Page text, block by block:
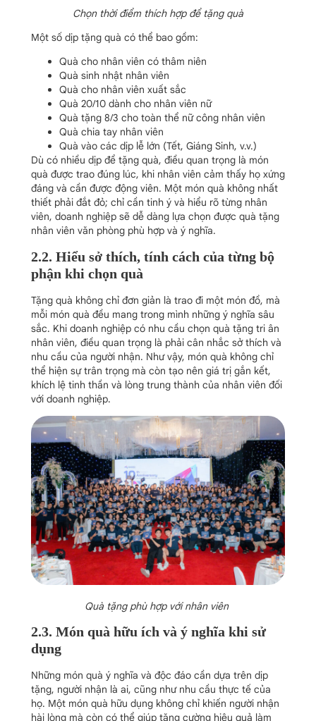
Chọn thời điểm thích hợp để tặng quà
Một số dịp tặng quà có thể bao gồm:
Quà cho nhân viên có thâm niên
Quà sinh nhật nhân viên
Quà cho nhân viên xuất sắc
Quà 20/10 dành cho nhân viên nữ
Quà tặng 8/3 cho toàn thể nữ công nhân viên
Quà chia tay nhân viên
Quà vào các dịp lễ lớn (Tết, Giáng Sinh, v.v.)
Dù có nhiều dịp để tặng quà, điều quan trọng là món
quà được trao đúng lúc, khi nhân viên cảm thấy họ xứng
đáng và cần được động viên. Một món quà không nhất
thiết phải đắt đỏ; chỉ cần tinh ý và hiểu rõ từng nhân
viên, doanh nghiệp sẽ dễ dàng lựa chọn được quà tặng
nhân viên văn phòng phù hợp và ý nghĩa.
2.2. Hiểu sở thích, tính cách của từng bộ
phận khi chọn quà
Tặng quà không chỉ đơn giản là trao đi một món đồ, mà
mỗi món quà đều mang trong mình những ý nghĩa sâu
sắc. Khi doanh nghiệp có nhu cầu chọn quà tặng tri ân
nhân viên, điều quan trọng là phải cân nhắc sở thích và
nhu cầu của người nhận. Như vậy, món quà không chỉ
thể hiện sự trân trọng mà còn tạo nên giá trị gắn kết,
khích lệ tinh thần và lòng trung thành của nhân viên đối
với doanh nghiệp.
Quà tặng phù hợp với nhân viên
2.3. Món quà hữu ích và ý nghĩa khi sử
dụng
Những món quà ý nghĩa và độc đáo cần dựa trên dịp
tặng, người nhận là ai, cũng như nhu cầu thực tế của
họ. Một món quà hữu dụng không chỉ khiến người nhận
hài lòng mà còn có thể giúp tăng cường hiệu quả làm